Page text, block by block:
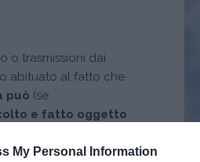
My Personal Information
o trasmissioni dai
abituato al fatto che
può (se
e fatto oggetto
dipendenze e